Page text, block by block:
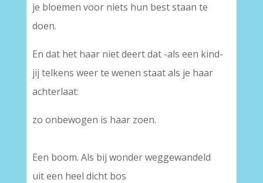
je bloemen voor niets hun best staan te
doen.
En dat het haar niet deert dat -als een kind-
jij telkens weer te wenen staat als je haar
achterlaat:
zo onbewogen is haar zoen.
Een boom. Als bij wonder weggewandeld
uit een heel dicht bos